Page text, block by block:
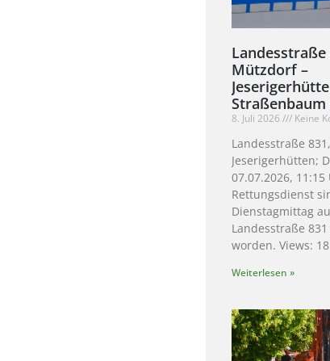
Landesstraße
Mützdorf –
8. Juli 2026 Keine
Landesstraße
Jeserigerhütten;
07.07.2026,
Rettungsdienst
Dienstagmittag
Landesstraße
worden. Views: 18
Weiterlesen »